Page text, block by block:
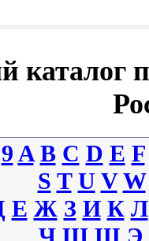
каталог
9 A B C D E F
S T U V W
Е Ж З И К Л